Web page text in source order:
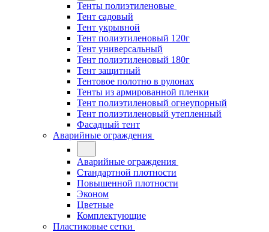
Тенты полиэтиленовые
Тент садовый
Тент укрывной
Тент полиэтиленовый 120г
Тент универсальный
Тент полиэтиленовый 180г
Тент защитный
Тентовое полотно в рулонах
Тенты из армированной пленки
Тент полиэтиленовый огнеупорный
Тент полиэтиленовый утепленный
Фасадный тент
Аварийные ограждения
Аварийные ограждения
Стандартной плотности
Повышенной плотности
Эконом
Цветные
Комплектующие
Пластиковые сетки